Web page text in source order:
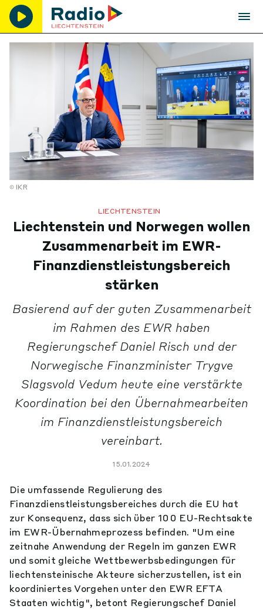
IKR
LIECHTENSTEIN
Liechtenstein und Norwegen wollen
Zusammenarbeit im EWR-
Finanzdienstleistungsbereich
stärken
Basierend auf der guten Zusammenarbeit
im Rahmen des EWR haben
Regierungschef Daniel Risch und der
Norwegische Finanzminister Trygve
Slagsvold Vedum heute eine verstärkte
Koordination bei den Übernahmearbeiten
im Finanzdienstleistungsbereich
vereinbart.
15.01.2024
Die umfassende Regulierung des
Finanzdienstleistungsbereiches durch die EU hat
zur Konsequenz, dass sich über 100 EU-Rechtsakte
im EWR-Übernahmeprozess befinden. "Um eine
zeitnahe Anwendung der Regeln im ganzen EWR
und somit gleiche Wettbewerbsbedingungen für
liechtensteinische Akteure sicherzustellen, ist ein
koordiniertes Vorgehen unter den EWR EFTA
Staaten wichtig", betont Regierungschef Daniel